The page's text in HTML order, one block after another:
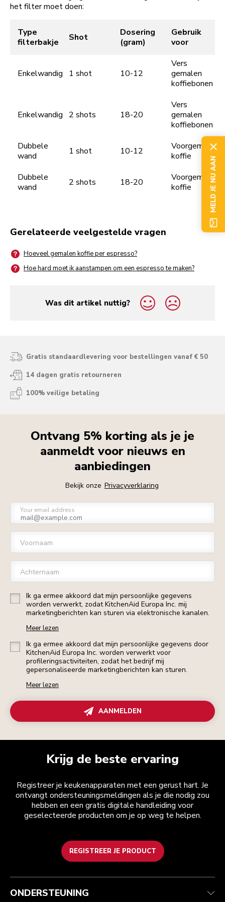
het filter moet doen:
Type
filterbakje
Shot
Dosering
(gram)
Gebruik
voor
Enkelwandig 1 shot 10-12
Vers
gemalen
koffiebonen
Enkelwandig 2 shots 18-20
Vers
gemalen
koffiebonen
Dubbele
wand
1 shot 10-12
Voorgemalen
koffie
Dubbele
wand
2 shots 18-20
Voorgemalen
koffie
Gerelateerde veelgestelde vragen
Hoeveel gemalen koffie per espresso?
Hoe hard moet ik aanstampen om een espresso te maken?
Was dit artikel nuttig?
yes
no
Gratis standaardlevering voor bestellingen vanaf € 50
14 dagen gratis retourneren
100% veilige betaling
Ontvang 5% korting als je je
aanmeldt voor nieuws en
aanbiedingen
Bekijk onze Privacyverklaring
Your email address
Voornaam
Achternaam
Ik ga ermee akkoord dat mijn persoonlijke gegevens
worden verwerkt, zodat KitchenAid Europa Inc. mij
marketingberichten kan sturen via elektronische kanalen.
Meer lezen
Ik ga ermee akkoord dat mijn persoonlijke gegevens door
KitchenAid Europa Inc. worden verwerkt voor
profileringsactiviteiten, zodat het bedrijf mij
gepersonaliseerde marketingberichten kan sturen.
Meer lezen
AANMELDEN
Krijg de beste ervaring
Registreer je keukenapparaten met een gerust hart. Je
ontvangt ondersteuningsmeldingen als je die nodig zou
hebben en een gratis digitale handleiding voor
geselecteerde producten om je op weg te helpen.
REGISTREER JE PRODUCT
Health check
Je bestelling volgen
Garantie en documenten
Algemene voorwaarden
Retournering en terugbetaling
Imprint
Het merk
Zoek een winkel
ONDERSTEUNING
MELD JE NU AAN